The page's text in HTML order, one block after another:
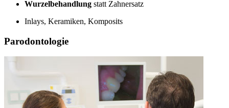
Wurzelbehandlung statt Zahnersatz
Inlays, Keramiken, Komposits
Parodontologie